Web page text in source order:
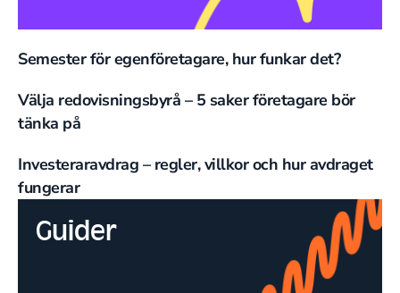
Semester för egenföretagare, hur funkar det?
Välja redovisningsbyrå – 5 saker företagare bör
tänka på
Investeraravdrag – regler, villkor och hur avdraget
fungerar
Guider